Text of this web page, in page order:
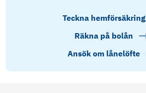
Teckna hemförsäkring
Räkna på bolån
Ansök om lånelöfte